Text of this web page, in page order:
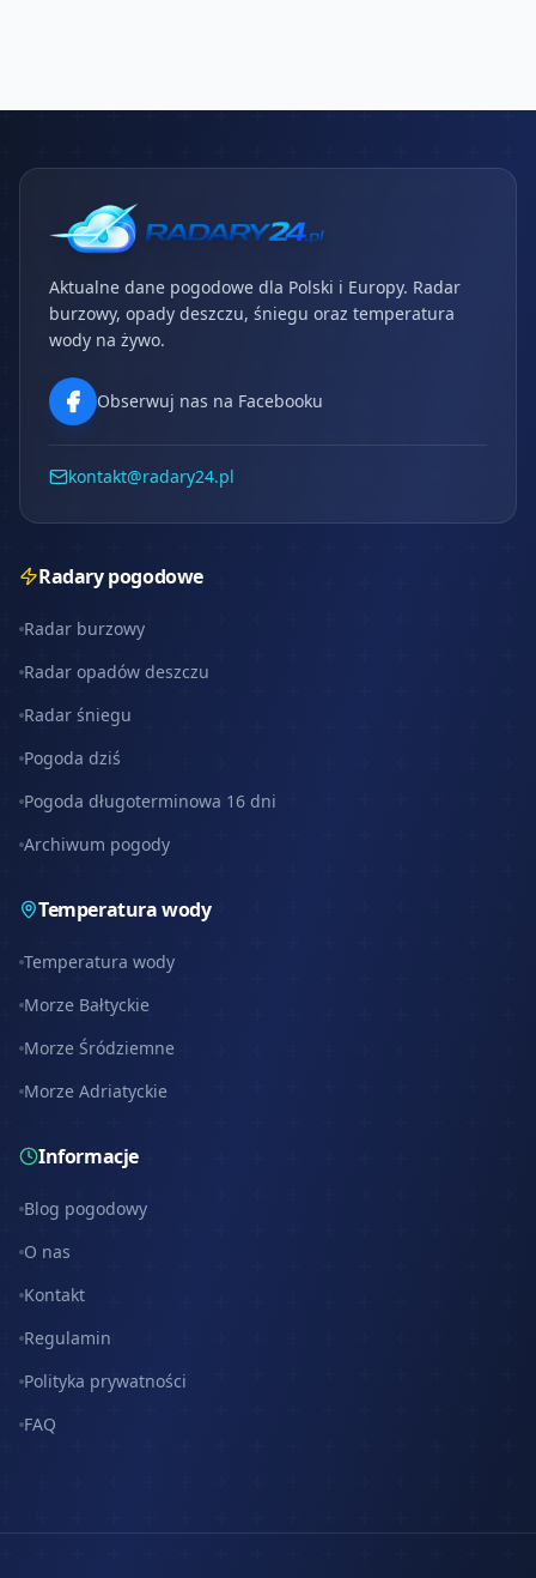
Aktualne dane pogodowe dla Polski i Europy. Radar
burzowy, opady deszczu, śniegu oraz temperatura
wody na żywo.
Obserwuj nas na Facebooku
kontakt@radary24.pl
Radary pogodowe
Radar burzowy
Radar opadów deszczu
Radar śniegu
Pogoda dziś
Pogoda długoterminowa 16 dni
Archiwum pogody
Temperatura wody
Temperatura wody
Morze Bałtyckie
Morze Śródziemne
Morze Adriatyckie
Informacje
Blog pogodowy
O nas
Kontakt
Regulamin
Polityka prywatności
FAQ